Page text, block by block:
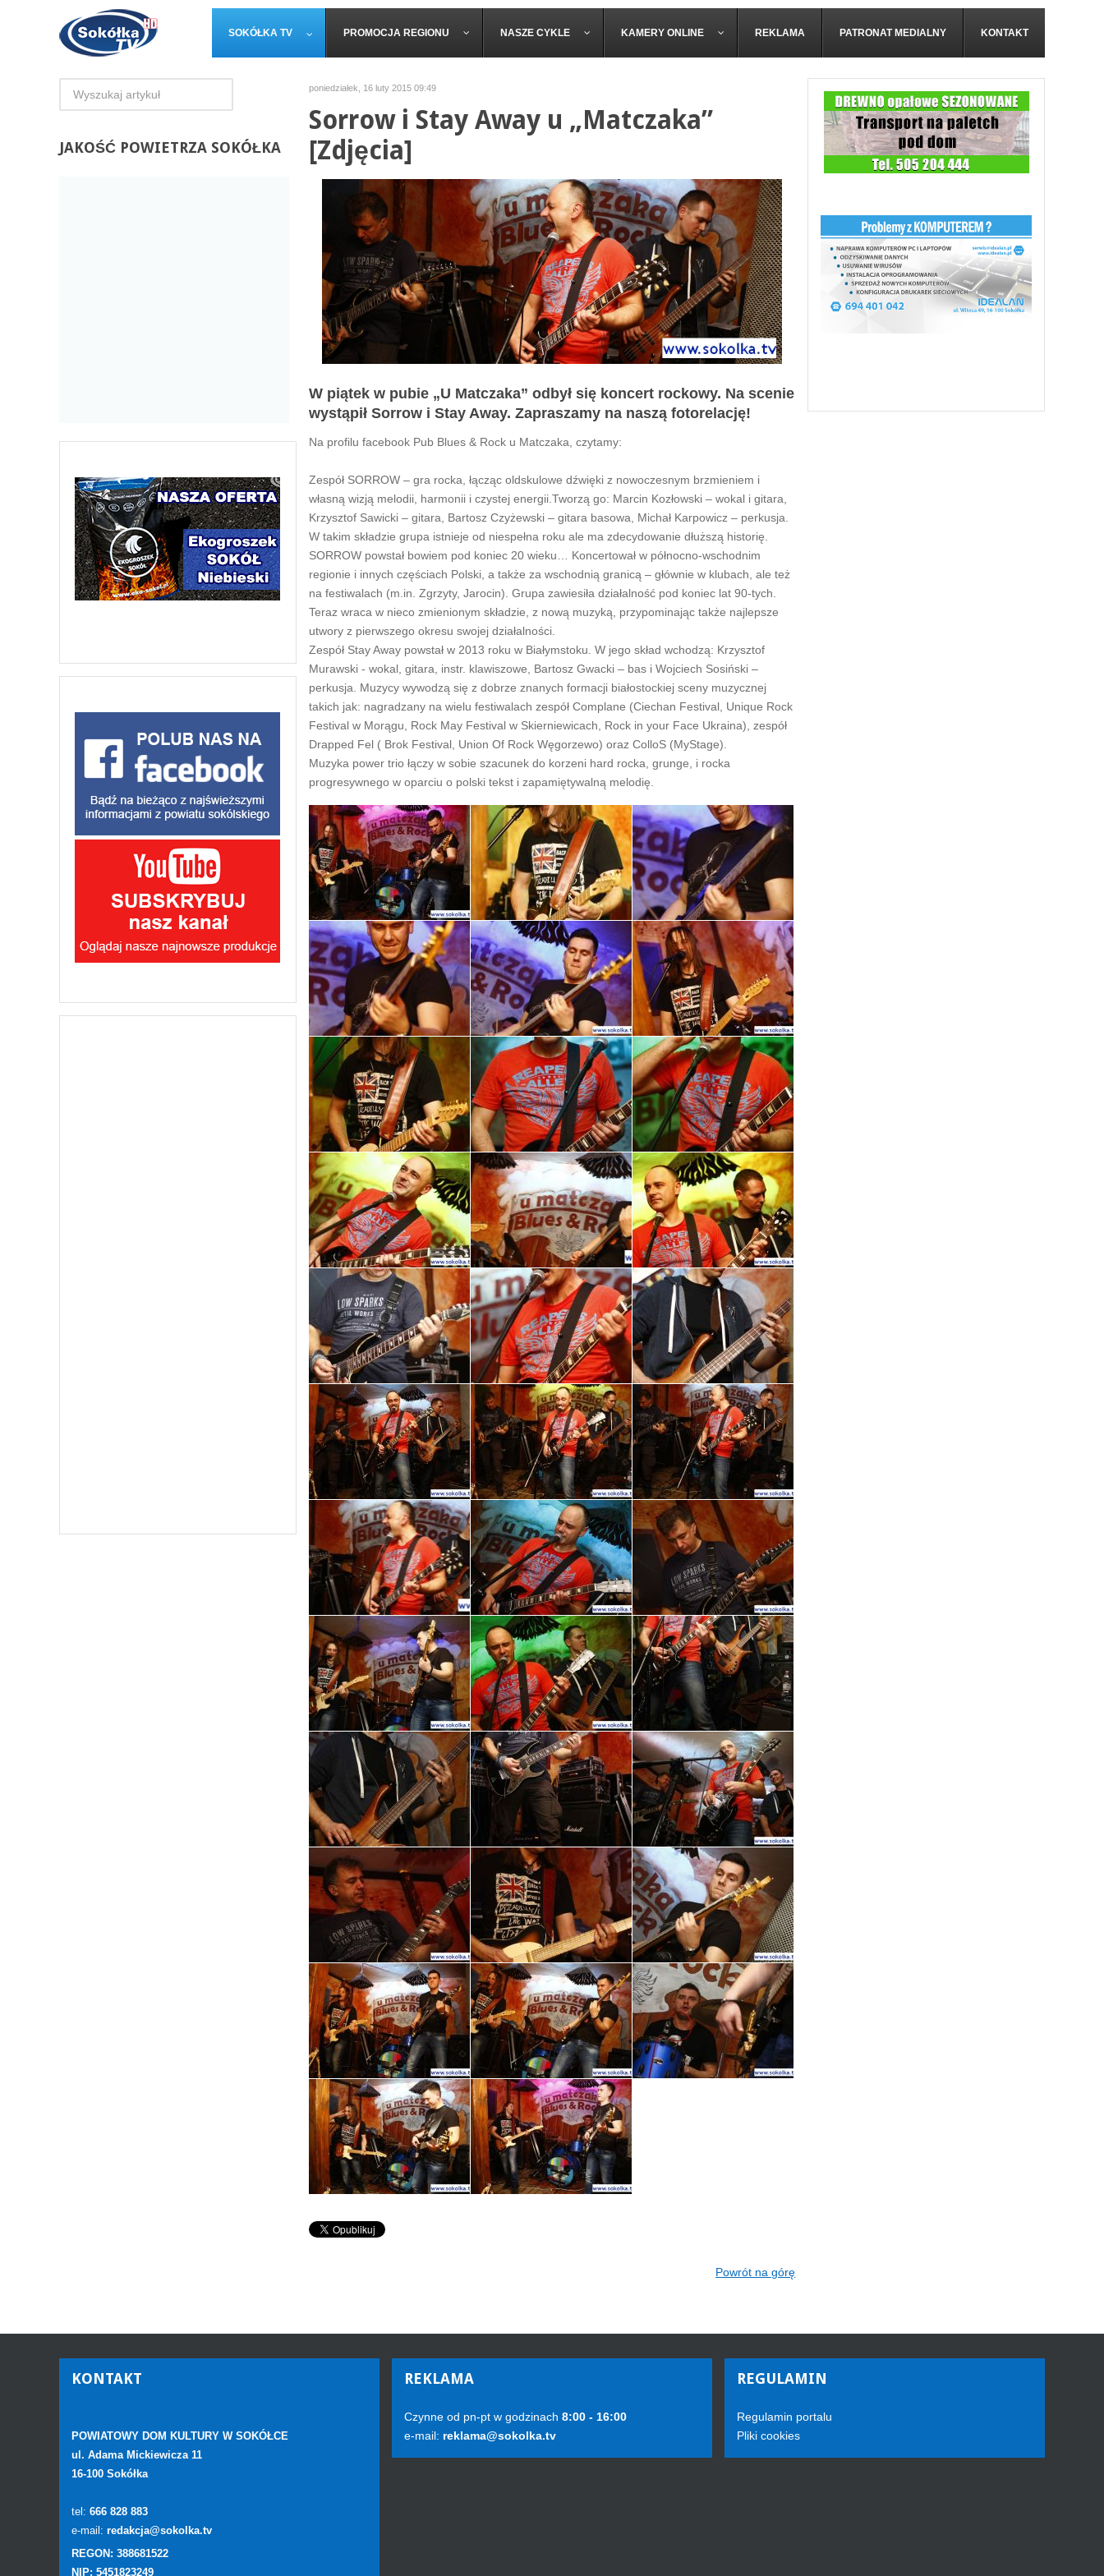
SOKÓŁKA TV PROMOCJA REGIONU NASZE CYKLE KAMERY ONLINE REKLAMA PATRONAT MEDIALNY KONTAKT
poniedziałek, 16 luty 2015 09:49
Sorrow i Stay Away u „Matczaka”
[Zdjęcia]
W piątek w pubie „U Matczaka” odbył się koncert rockowy. Na scenie
wystąpił Sorrow i Stay Away. Zapraszamy na naszą fotorelację!
Na profilu facebook Pub Blues & Rock u Matczaka, czytamy:
Zespół SORROW – gra rocka, łącząc oldskulowe dźwięki z nowoczesnym brzmieniem i
własną wizją melodii, harmonii i czystej energii.Tworzą go: Marcin Kozłowski – wokal i gitara,
Krzysztof Sawicki – gitara, Bartosz Czyżewski – gitara basowa, Michał Karpowicz – perkusja.
W takim składzie grupa istnieje od niespełna roku ale ma zdecydowanie dłuższą historię.
SORROW powstał bowiem pod koniec 20 wieku… Koncertował w północno-wschodnim
regionie i innych częściach Polski, a także za wschodnią granicą – głównie w klubach, ale też
na festiwalach (m.in. Zgrzyty, Jarocin). Grupa zawiesiła działalność pod koniec lat 90-tych.
Teraz wraca w nieco zmienionym składzie, z nową muzyką, przypominając także najlepsze
utwory z pierwszego okresu swojej działalności.
Zespół Stay Away powstał w 2013 roku w Białymstoku. W jego skład wchodzą: Krzysztof
Murawski - wokal, gitara, instr. klawiszowe, Bartosz Gwacki – bas i Wojciech Sosiński –
perkusja. Muzycy wywodzą się z dobrze znanych formacji białostockiej sceny muzycznej
takich jak: nagradzany na wielu festiwalach zespół Complane (Ciechan Festival, Unique Rock
Festival w Morągu, Rock May Festival w Skierniewicach, Rock in your Face Ukraina), zespół
Drapped Fel ( Brok Festival, Union Of Rock Węgorzewo) oraz ColloS (MyStage).
Muzyka power trio łączy w sobie szacunek do korzeni hard rocka, grunge, i rocka
progresywnego w oparciu o polski tekst i zapamiętywalną melodię.
Powrót na górę
JAKOŚĆ POWIETRZA SOKÓŁKA
KONTAKT
POWIATOWY DOM KULTURY W SOKÓŁCE
ul. Adama Mickiewicza 11
16-100 Sokółka
tel: 666 828 883
e-mail: redakcja@sokolka.tv
REGON: 388681522
NIP: 5451823249
REKLAMA
Czynne od pn-pt w godzinach 8:00 - 16:00
e-mail: reklama@sokolka.tv
REGULAMIN
Regulamin portalu
Pliki cookies